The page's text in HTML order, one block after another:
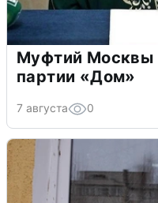
Муфтий Москвы
партии «Дом»
7 августа 0